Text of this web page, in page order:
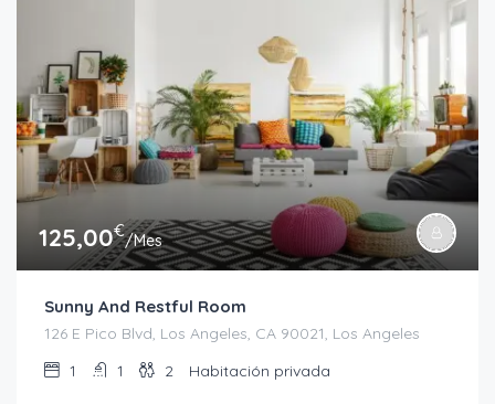
125,00€/Mes
Sunny And Restful Room
126 E Pico Blvd, Los Angeles, CA 90021, Los Angeles
1
1 2 Habitación privada